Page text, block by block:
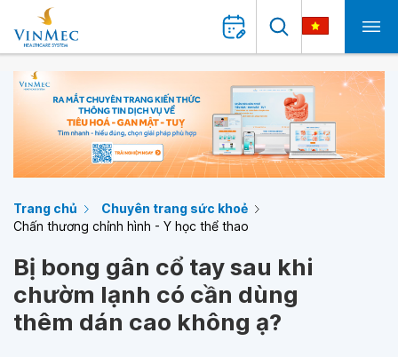
Trang chủ
Chuyên trang sức khoẻ
Chấn thương chỉnh hình - Y học thể thao
Bị bong gân cổ tay sau khi
chườm lạnh có cần dùng
thêm dán cao không ạ?